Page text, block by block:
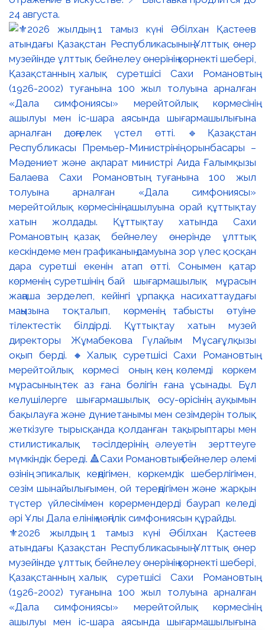
24 августа.
⚜️2026 жылдың 1 тамыз күні Әбілхан Қастеев
атындағы Қазақстан Республикасының Ұлттық өнер
музейінде ұлттық бейнелеу өнерінің көрнекті шебері,
Қазақстанның халық суретшісі Сахи Романовтың
(1926-2002) туғанына 100 жыл толуына арналған
«Дала симфониясы» мерейтойлық көрмесінің
ашылуы мен іс-шара аясында шығармашылығына